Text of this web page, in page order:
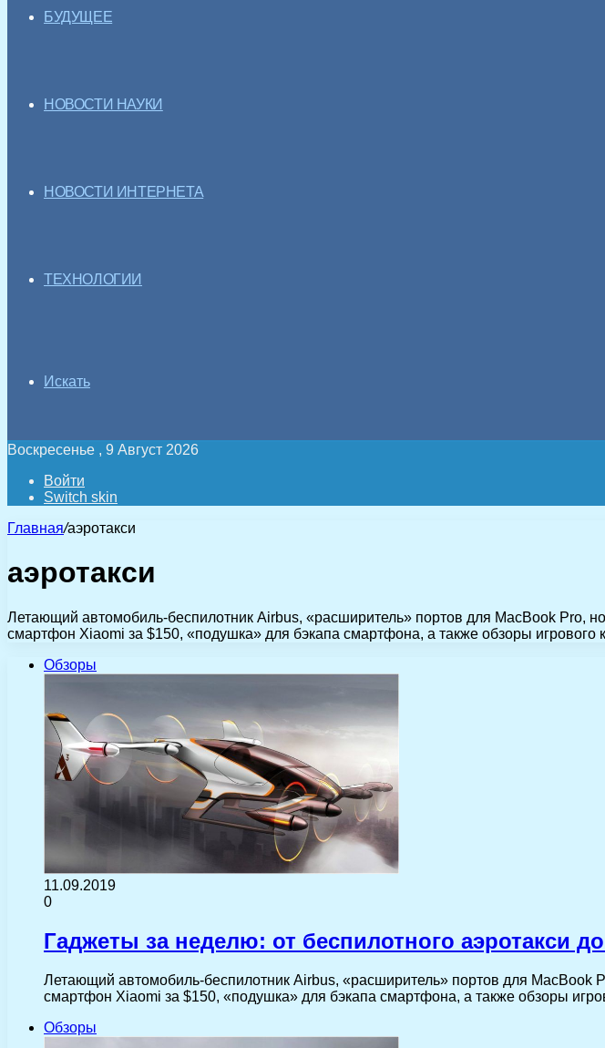
БУДУЩЕЕ
НОВОСТИ НАУКИ
НОВОСТИ ИНТЕРНЕТА
ТЕХНОЛОГИИ
Искать
Воскресенье , 9 Август 2026
Войти
Switch skin
Главная/аэротакси
аэротакси
Летающий автомобиль-беспилотник Airbus, «расширитель» портов для MacBook Pro,
смартфон Xiaomi за $150, «подушка» для бэкапа смартфона, а также обзоры
Обзоры
11.09.2019
0
Гаджеты за неделю: от беспилотного аэротакси
Летающий автомобиль-беспилотник Airbus, «расширитель» портов для
смартфон Xiaomi за $150, «подушка» для бэкапа смартфона, а также обзоры
Обзоры